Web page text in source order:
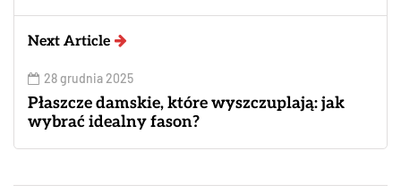
Next Article
28 grudnia 2025
Płaszcze damskie, które wyszczuplają: jak
wybrać idealny fason?